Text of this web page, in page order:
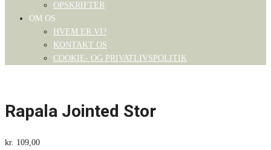
OPSKRIFTER
OM OS
HVEM ER VI?
KONTAKT OS
COOKIE- OG PRIVATLIVSPOLITIK
Rapala Jointed Stor
kr. 109,00